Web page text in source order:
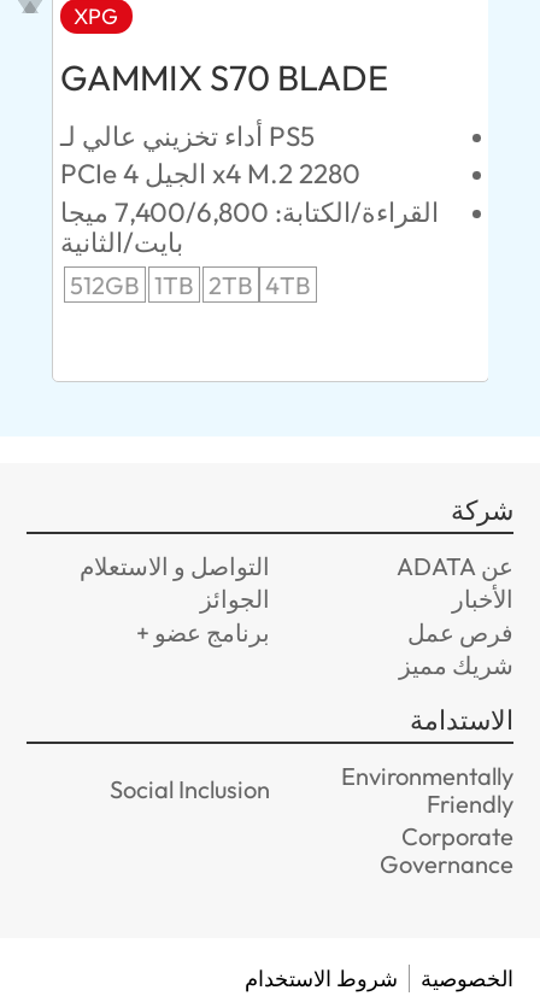
XPG
GAMMIX S70 BLADE
أداء تخزيني عالي لـ PS5
PCIe الجيل 4 x4 M.2 2280
القراءة/الكتابة: 7,400/6,800 ميجا
بايت/الثانية
512GB 1TB 2TB 4TB
شركة
عن ADATA
التواصل و الاستعلام
الأخبار
الجوائز
فرص عمل
برنامج عضو +
شريك مميز
الاستدامة
Environmentally
Friendly
Social Inclusion
Corporate
Governance
الخصوصية شروط الاستخدام